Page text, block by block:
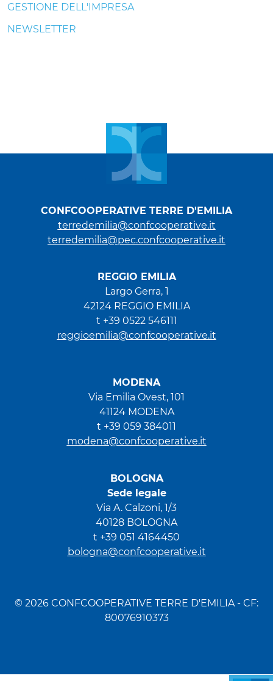
GESTIONE DELL'IMPRESA
NEWSLETTER
CONFCOOPERATIVE TERRE D'EMILIA
terredemilia@confcooperative.it
terredemilia@pec.confcooperative.it
REGGIO EMILIA
Largo Gerra, 1
42124 REGGIO EMILIA
t +39 0522 546111
reggioemilia@confcooperative.it
MODENA
Via Emilia Ovest, 101
41124 MODENA
t +39 059 384011
modena@confcooperative.it
BOLOGNA
Sede legale
Via A. Calzoni, 1/3
40128 BOLOGNA
t +39 051 4164450
bologna@confcooperative.it
© 2026 CONFCOOPERATIVE TERRE D'EMILIA - CF:
80076910373